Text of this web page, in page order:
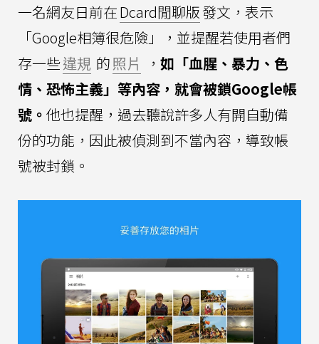
一名網友日前在Dcard閒聊版發文，表示
「Google相簿很危險」，並提醒若使用者們
存一些違規 的照片 ， 如「血腥、暴力、色
情、恐怖主義」等內容，就會被鎖Google帳
號。 他也提醒，過去聽說許多人有開自動備
份的功能，因此被偵測到不當內容，導致帳
號被封鎖。